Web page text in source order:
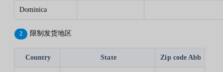
Dominica
限制发货地区
Country State Zip code Abb